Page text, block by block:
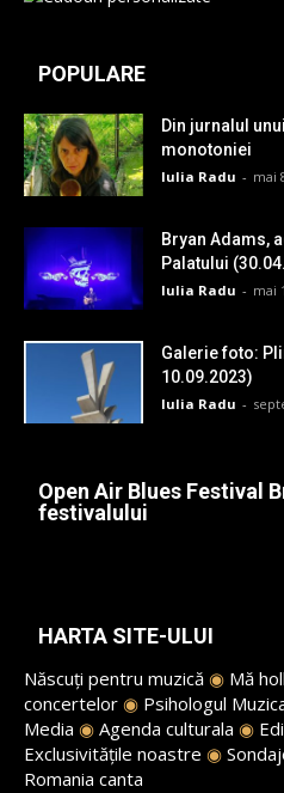
POPULARE
Din jurnalul
monotoniei
Iulia Radu - mai
Bryan Adams,
Palatului
Iulia Radu - mai
Galerie foto:
10.09.2023)
Iulia Radu -
Open Air Blues Festival
festivalului
HARTA SITE-ULUI
Născuți pentru muzică ◉ Mă
concertelor ◉ Psihologul
Media ◉ Agenda culturala ◉
Exclusivitățile noastre ◉
Romania canta